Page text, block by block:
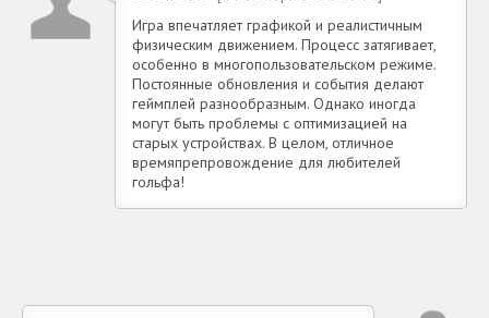
Игра впечатляет графикой и реалистичным
физическим движением. Процесс затягивает,
особенно в многопользовательском режиме.
Постоянные обновления и события делают
геймплей разнообразным. Однако иногда
могут быть проблемы с оптимизацией на
старых устройствах. В целом, отличное
времяпрепровождение для любителей
гольфа!